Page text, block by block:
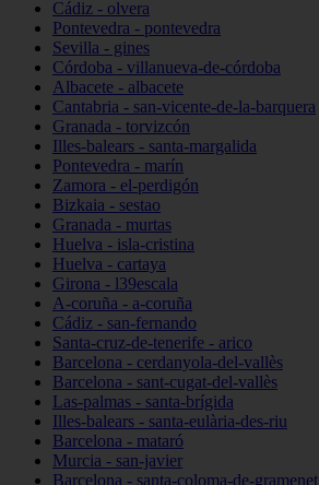
Cádiz - olvera
Pontevedra - pontevedra
Sevilla - gines
Córdoba - villanueva-de-córdoba
Albacete - albacete
Cantabria - san-vicente-de-la-barquera
Granada - torvizcón
Illes-balears - santa-margalida
Pontevedra - marín
Zamora - el-perdigón
Bizkaia - sestao
Granada - murtas
Huelva - isla-cristina
Huelva - cartaya
Girona - l39escala
A-coruña - a-coruña
Cádiz - san-fernando
Santa-cruz-de-tenerife - arico
Barcelona - cerdanyola-del-vallès
Barcelona - sant-cugat-del-vallès
Las-palmas - santa-brígida
Illes-balears - santa-eulària-des-riu
Barcelona - mataró
Murcia - san-javier
Barcelona - santa-coloma-de-gramenet